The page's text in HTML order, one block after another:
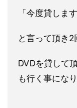
「今度貸しま
と言って頂き2
DVDを貸して
も行く事になり